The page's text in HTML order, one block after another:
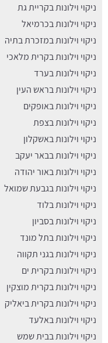
ניקוי וילונות בקריית גת
ניקוי וילונות בכרמיאל
ניקוי וילונות במזכרת בתיה
ניקוי וילונות בקרית מלאכי
ניקוי וילונות בערד
ניקוי וילונות בראש העין
ניקוי וילונות באופקים
ניקוי וילונות בצפת
ניקוי וילונות באשקלון
ניקוי וילונות בבאר יעקב
ניקוי וילונות באור יהודה
ניקוי וילונות בגבעת שמואל
ניקוי וילונות בלוד
ניקוי וילונות בסביון
ניקוי וילונות בתל מונד
ניקוי וילונות בגני תקווה
ניקוי וילונות בקרית ים
ניקוי וילונות בקרית מוצקין
ניקוי וילונות בקרית ביאליק
ניקוי וילונות באלעד
ניקוי וילונות בבית שמש